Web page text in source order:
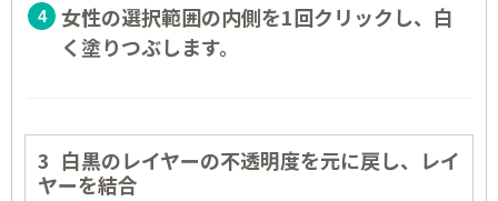
女性の選択範囲の内側を1回クリックし、白
く塗りつぶします。
白黒のレイヤーの不透明度を元に戻し、レイ
ヤーを結合